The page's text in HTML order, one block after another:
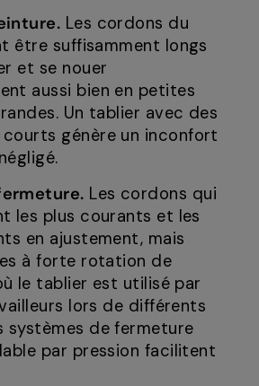
Les cordons du
être suffisamment longs
et se nouer
aussi bien en petites
Un tablier avec des
génère un inconfort
Les cordons qui
les plus courants et les
en ajustement, mais
à forte rotation de
le tablier est utilisé par
lors de différents
systèmes de fermeture
par pression facilitent